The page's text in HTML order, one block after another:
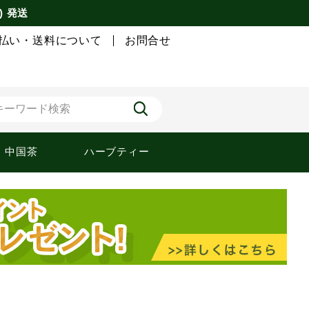
発送
い・送料について お問合せ
中国茶 ハーブティー